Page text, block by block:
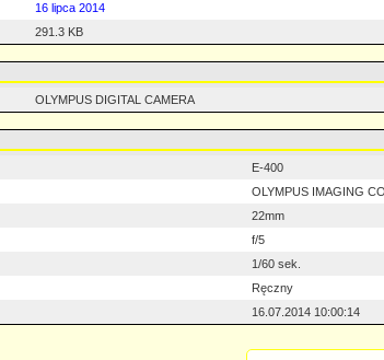
16 lipca 2014
291.3 KB
OLYMPUS DIGITAL CAMERA
E-400
OLYMPUS IMAGING
22mm
f/5
1/60 sek.
Ręczny
16.07.2014 10:00:14